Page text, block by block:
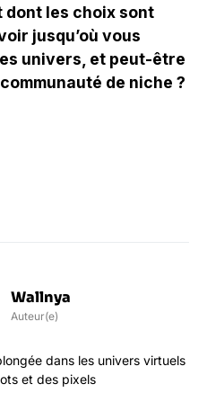
les choix sont
jusqu’où vous
univers, et peut-être
de niche ?
Wallnya
Auteur(e)
dans les univers virtuels
et des pixels